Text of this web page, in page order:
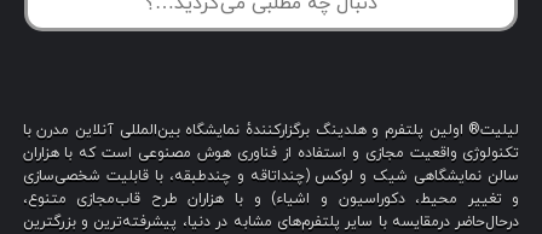
لیلیت® اولین پلتفرم و هلدینگ برگزارکنندهٔ نمایشگاه بین‌المللی آنلاین مدرن با
تکنولوژی واقعیت مجازی و استفاده از فناوری هوش مصنوعی است که با هزاران
سالن نمایشگاهی شیک و لوکس (چنداتاقه و چندطبقه، با قابلیت شخصی‌سازی
و تغییر محیط، دکوراسیون و اشیاء) و با هزاران طرح قاب‌مجازی متنوع،
درحال‌حاضر درمقایسه با سایر پلتفرم‌های مشابه در دنیا، پیشرفته‌ترین و بزرگترین